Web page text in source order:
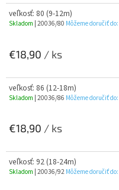
veľkosť: 80 (9-12m)
Skladom | 20036/80 Môžeme doručiť do:
€18,90 / ks
veľkosť: 86 (12-18m)
Skladom | 20036/86 Môžeme doručiť do:
€18,90 / ks
veľkosť: 92 (18-24m)
Skladom | 20036/92 Môžeme doručiť do: